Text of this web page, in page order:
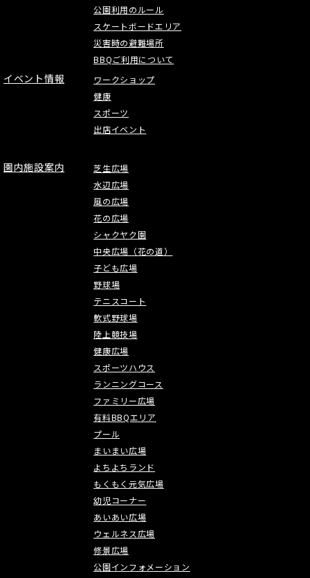
公園利用のルール
スケートボードエリア
災害時の避難場所
BBQご利用について
イベント情報
ワークショップ
健康
スポーツ
出店イベント
園内施設案内
芝生広場
水辺広場
風の広場
花の広場
シャクヤク園
中央広場（花の道）
子ども広場
野球場
テニスコート
軟式野球場
陸上競技場
健康広場
スポーツハウス
ランニングコース
ファミリー広場
有料BBQエリア
プール
まいまい広場
よちよちランド
もくもく元気広場
幼児コーナー
あいあい広場
ウェルネス広場
修景広場
公園インフォメーション